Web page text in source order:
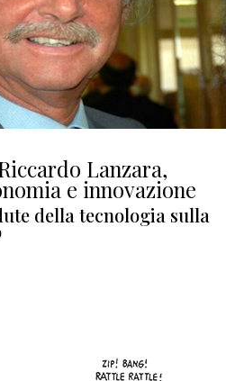
Lanzara,
e innovazione
della tecnologia sulla